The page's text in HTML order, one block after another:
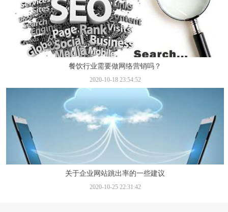
餐饮行业需要做网络营销吗？
2020-10-18 23:54:52
关于企业网站跳出率的一些建议
2020-10-25 22:31:42